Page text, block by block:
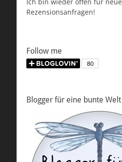
Ich bin wieder offen für neue
Rezensionsanfragen!
Follow me
Blogger für eine bunte Welt